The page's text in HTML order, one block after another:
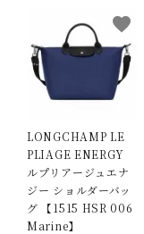
LONGCHAMP LE
PLIAGE ENERGY
ルプリアージュエナ
ジー ショルダーバッ
グ 【1515 HSR 006
Marine】
favorite